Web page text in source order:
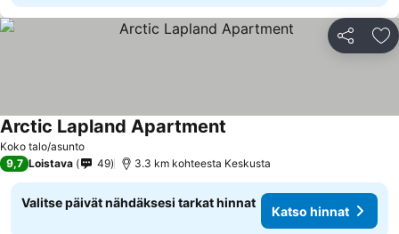
Jaa
Koko talo/asunto
Arctic Lapland Apartment
9,7 Loistava 49 3.3 km kohteesta Keskusta
Valitse päivät nähdäksesi tarkat hinnat
Katso hinnat